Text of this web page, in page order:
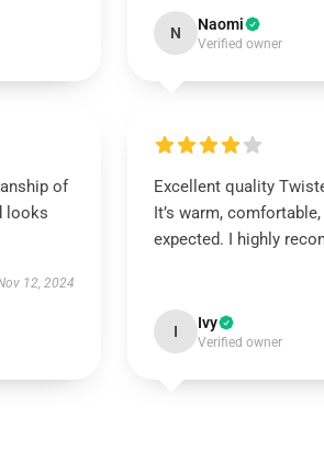
N Naomi
Verified owner
of
looks
12, 2024
Excellent quality
It’s warm,
expected. I highly
I Ivy
Verified owner